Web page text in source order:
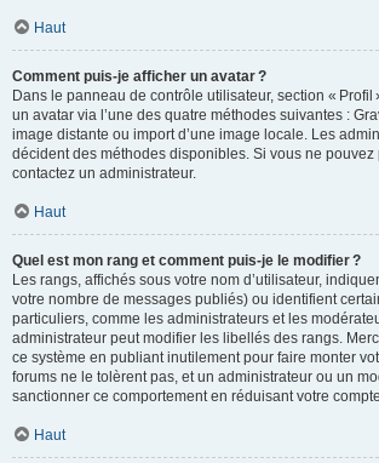
Haut
Comment puis-je afficher un avatar ?
Dans le panneau de contrôle utilisateur, section « Profil
un avatar via l’une des quatre méthodes suivantes :
image distante ou import d’une image locale. Les
décident des méthodes disponibles. Si vous ne pouvez
contactez un administrateur.
Haut
Quel est mon rang et comment puis-je le modifier ?
Les rangs, affichés sous votre nom d’utilisateur,
votre nombre de messages publiés) ou identifient
particuliers, comme les administrateurs et les
administrateur peut modifier les libellés des rangs.
ce système en publiant inutilement pour faire monter
forums ne le tolèrent pas, et un administrateur ou un
sanctionner ce comportement en réduisant votre
Haut